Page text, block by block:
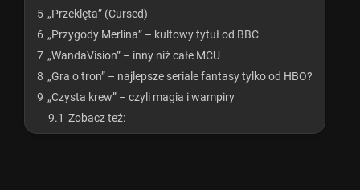
5 „Przeklęta” (Cursed)
6 „Przygody Merlina” – kultowy tytuł od BBC
7 „WandaVision” – inny niż całe MCU
8 „Gra o tron” – najlepsze seriale fantasy tylko od HBO?
9 „Czysta krew” – czyli magia i wampiry
9.1 Zobacz też: